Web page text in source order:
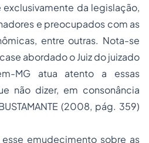
exclusivamente da legislação,
e preocupados com as
entre outras. Nota-se
abordado o Juiz do juizado
MG atua atento a essas
não dizer, em consonância
(2008, pág. 359)
emudecimento sobre as